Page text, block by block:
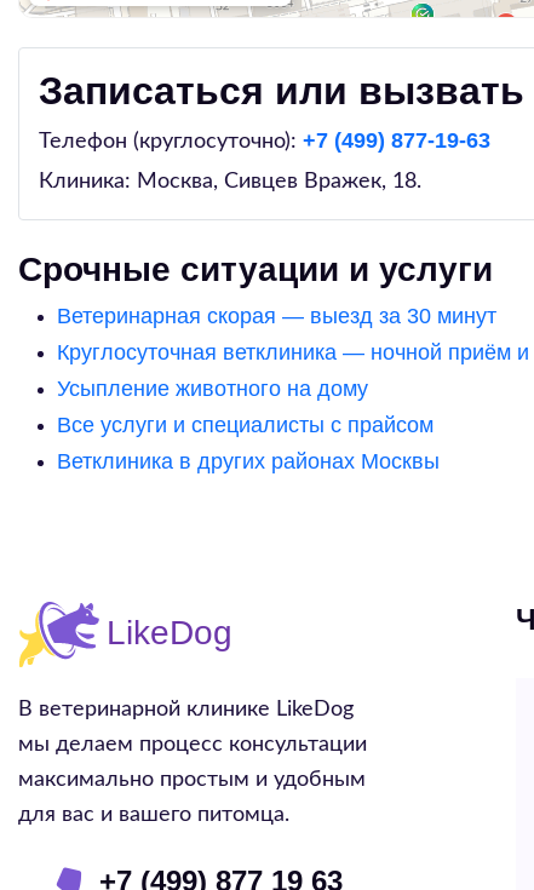
Записаться или вызвать
Телефон (круглосуточно): +7 (499) 877-19-63
Клиника: Москва, Сивцев Вражек, 18.
Срочные ситуации и услуги
Ветеринарная скорая — выезд за 30 минут
Круглосуточная ветклиника — ночной приём
Усыпление животного на дому
Все услуги и специалисты с прайсом
Ветклиника в других районах Москвы
В ветеринарной клинике LikeDog
мы делаем процесс консультации
максимально простым и удобным
для вас и вашего питомца.
+7 (499) 877 19 63